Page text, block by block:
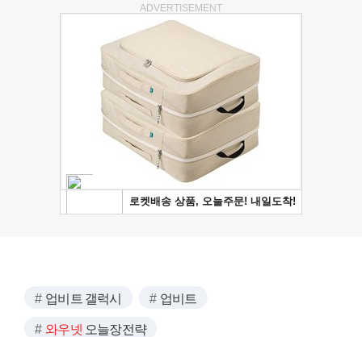
ADVERTISEMENT
업비트 갤럭시 업비트
와우넷 오늘장전략